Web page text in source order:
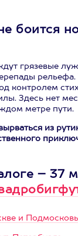
боится
грязевые
контролем
Здесь нет
метре пути.
из
– 37
и